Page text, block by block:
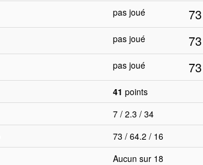
pas joué 73
pas joué 73
pas joué 73
41 points
7 / 2.3 / 34
73 / 64.2 / 16
Aucun sur 18